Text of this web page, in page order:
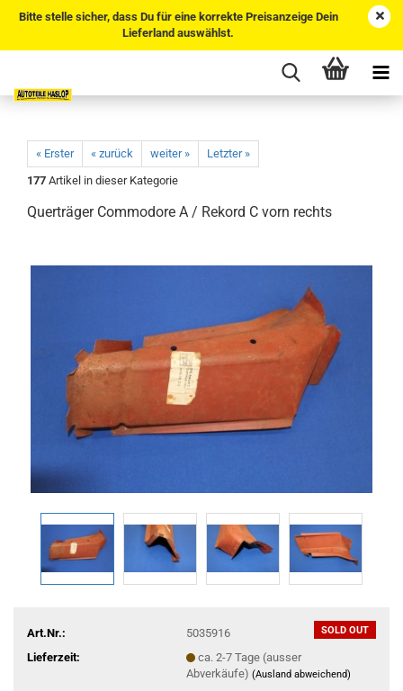
Bitte stelle sicher, dass Du für eine korrekte Preisanzeige Dein
Lieferland auswählst.
« Erster « zurück weiter »
Letzter »
177 Artikel in dieser Kategorie
Querträger Commodore A / Rekord C vorn rechts
SOLD OUT
Art.Nr.:
5035916
Lieferzeit:
ca. 2-7 Tage (ausser
Abverkäufe) (Ausland abweichend)